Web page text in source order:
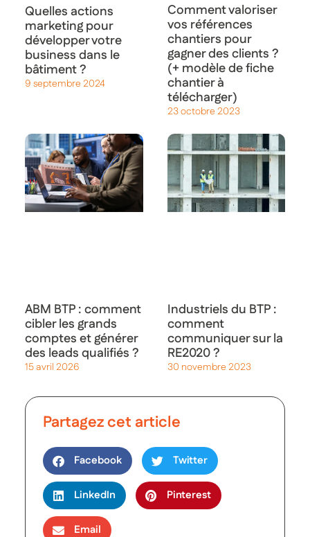
Quelles actions
marketing pour
développer votre
business dans le
bâtiment ?
9 septembre 2024
Comment valoriser
vos références
chantiers pour
gagner des clients ?
(+ modèle de fiche
chantier à
télécharger)
23 octobre 2023
ABM BTP : comment
cibler les grands
comptes et générer
des leads qualifiés ?
15 avril 2026
Industriels du BTP :
comment
communiquer sur la
RE2020 ?
30 novembre 2023
Partagez cet article
Facebook Twitter
LinkedIn Pinterest
Email